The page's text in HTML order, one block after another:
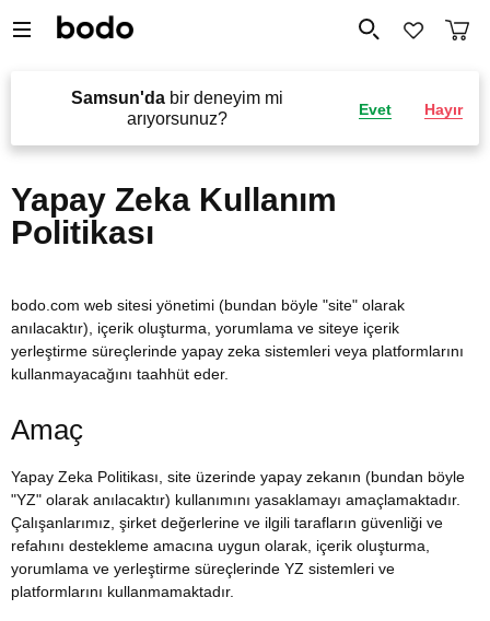
Samsun'dabir deneyim mi
arıyorsunuz?
Evet Hayır
Yapay Zeka Kullanım
Politikası
bodo.com web sitesi yönetimi (bundan böyle "site" olarak
anılacaktır), içerik oluşturma, yorumlama ve siteye içerik
yerleştirme süreçlerinde yapay zeka sistemleri veya platformlarını
kullanmayacağını taahhüt eder.
Amaç
Yapay Zeka Politikası, site üzerinde yapay zekanın (bundan böyle
"YZ" olarak anılacaktır) kullanımını yasaklamayı amaçlamaktadır.
Çalışanlarımız, şirket değerlerine ve ilgili tarafların güvenliği ve
refahını destekleme amacına uygun olarak, içerik oluşturma,
yorumlama ve yerleştirme süreçlerinde YZ sistemleri ve
platformlarını kullanmamaktadır.